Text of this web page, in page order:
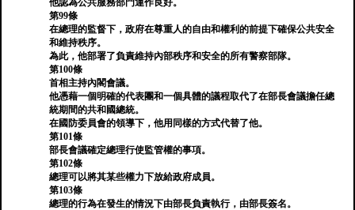
他認為公共服務部門運作良好。
第99條
在總理的監督下，政府在尊重人的自由和權利的前提下確保公共安全
和維持秩序。
為此，他部署了負責維持內部秩序和安全的所有警察部隊。
第100條
首相主持內閣會議。
他憑藉一個明確的代表團和一個具體的議程取代了在部長會議擔任總
統期間的共和國總統。
在國防委員會的領導下，他用同樣的方式代替了他。
第101條
部長會議確定總理行使監管權的事項。
第102條
總理可以將其某些權力下放給政府成員。
第103條
總理的行為在發生的情況下由部長負責執行，由部長簽名。